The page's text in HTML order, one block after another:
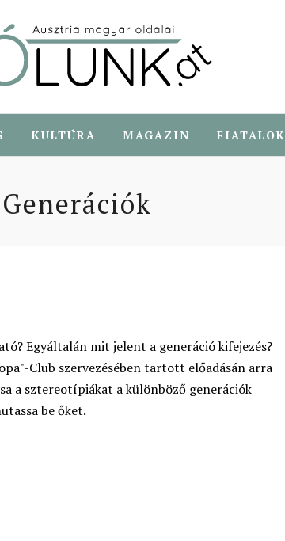
KULTÚRA MAGAZIN FIATALOK
Generációk
Egyáltalán mit jelent a generáció kifejezés?
Club szervezésében tartott előadásán arra
a sztereotípiákat a különböző generációk
be őket.